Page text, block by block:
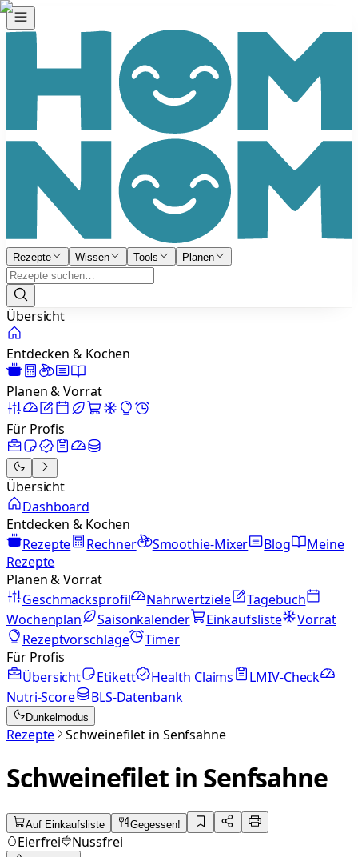
Rezepte Wissen Tools Planen
Übersicht
Entdecken & Kochen
Planen & Vorrat
Für Profis
Übersicht
Dashboard
Entdecken & Kochen
Rezepte
Rechner Smoothie-Mixer Blog
Meine
Rezepte
Planen & Vorrat
Geschmacksprofil
Nährwertziele
Tagebuch
Wochenplan
Saisonkalender Einkaufsliste
Vorrat
Rezeptvorschläge
Timer
Für Profis
Übersicht
Etikett Health Claims
LMIV-Check
Nutri-Score
BLS-Datenbank
Dunkelmodus
Rezepte Schweinefilet in Senfsahne
Schweinefilet in Senfsahne
Auf Einkaufsliste Gegessen!
Eierfrei Nussfrei